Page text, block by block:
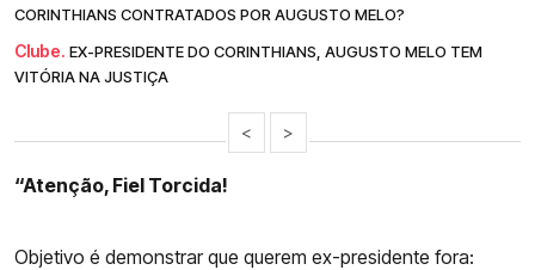
CORINTHIANS CONTRATADOS POR AUGUSTO MELO?
Clube. EX-PRESIDENTE DO CORINTHIANS, AUGUSTO MELO TEM
VITÓRIA NA JUSTIÇA
< >
“Atenção, Fiel Torcida!
Objetivo é demonstrar que querem ex-presidente fora: